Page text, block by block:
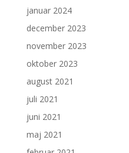
januar 2024
december 2023
november 2023
oktober 2023
august 2021
juli 2021
juni 2021
maj 2021